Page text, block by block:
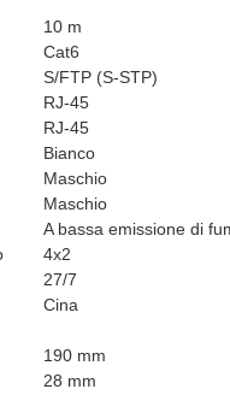
10 m
Cat6
S/FTP (S-STP)
RJ-45
RJ-45
Bianco
Maschio
Maschio
A bassa emissione di
4x2
27/7
Cina
190 mm
28 mm